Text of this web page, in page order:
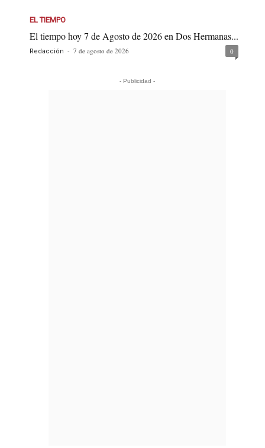
EL TIEMPO
El tiempo hoy 7 de Agosto de 2026 en Dos Hermanas...
Redacción - 7 de agosto de 2026 0
- Publicidad -